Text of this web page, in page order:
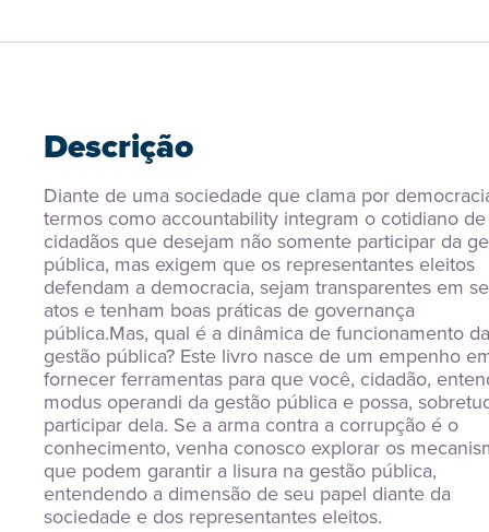
Descrição
Diante de uma sociedade que clama por
termos como accountability integram o cotidiano de
cidadãos que desejam não somente participar da
pública, mas exigem que os representantes eleitos
defendam a democracia, sejam transparentes em
atos e tenham boas práticas de governança
pública.Mas, qual é a dinâmica de funcionamento da
gestão pública? Este livro nasce de um empenho
fornecer ferramentas para que você, cidadão,
modus operandi da gestão pública e possa,
participar dela. Se a arma contra a corrupção é o
conhecimento, venha conosco explorar os
que podem garantir a lisura na gestão pública,
entendendo a dimensão de seu papel diante da
sociedade e dos representantes eleitos.